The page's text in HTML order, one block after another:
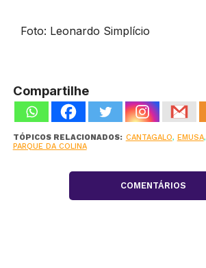
Foto: Leonardo Simplício
Compartilhe
TÓPICOS RELACIONADOS: CANTAGALO, EMUSA,
PARQUE DA COLINA
COMENTÁRIOS